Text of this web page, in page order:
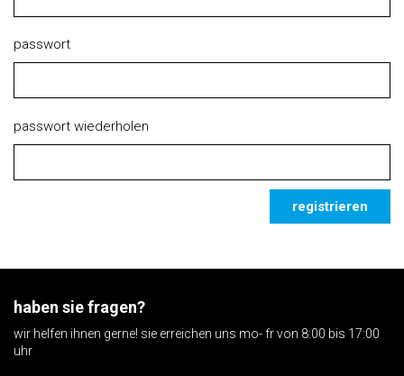
passwort
passwort wiederholen
registrieren
haben sie fragen?
wir helfen ihnen gerne! sie erreichen uns mo- fr von 8:00 bis 17:00
uhr